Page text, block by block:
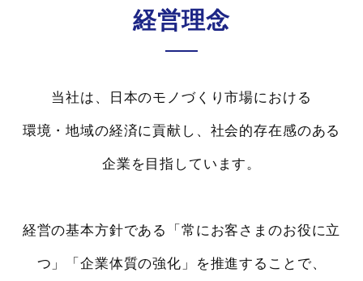
経営理念
当社は、日本のモノづくり市場における
環境・地域の経済に貢献し、社会的存在感のある
企業を目指しています。
経営の基本方針である「常にお客さまのお役に立
つ」「企業体質の強化」を推進することで、